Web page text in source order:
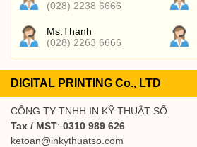
(028) 2238 6666
Ms.Thanh
(028) 2263 6666
DIGITAL PRINTING Co., LTD
CÔNG TY TNHH IN KỸ THUẬT SỐ
Tax / MST: 0310 989 626
ketoan@inkythuatso.com